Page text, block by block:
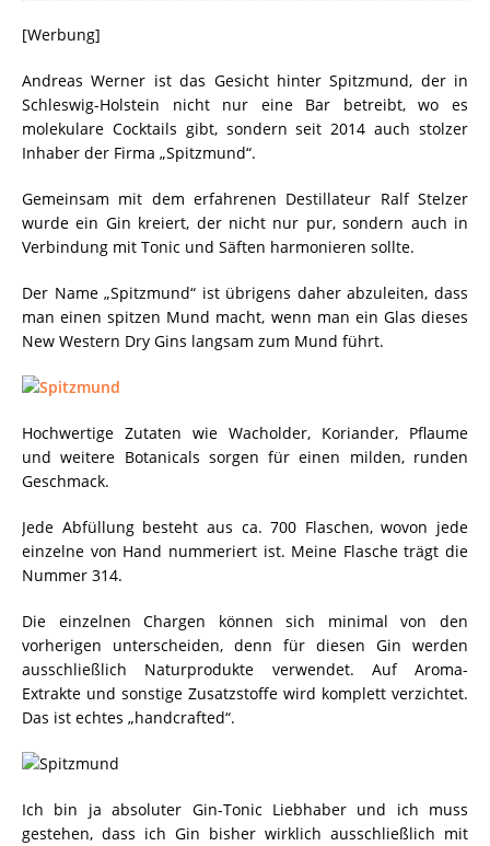
[Werbung]
Andreas Werner ist das Gesicht hinter Spitzmund, der in
Schleswig-Holstein nicht nur eine Bar betreibt, wo es
molekulare Cocktails gibt, sondern seit 2014 auch stolzer
Inhaber der Firma „Spitzmund“.
Gemeinsam mit dem erfahrenen Destillateur Ralf Stelzer
wurde ein Gin kreiert, der nicht nur pur, sondern auch in
Verbindung mit Tonic und Säften harmonieren sollte.
Der Name „Spitzmund“ ist übrigens daher abzuleiten, dass
man einen spitzen Mund macht, wenn man ein Glas dieses
New Western Dry Gins langsam zum Mund führt.
Hochwertige Zutaten wie Wacholder, Koriander, Pflaume
und weitere Botanicals sorgen für einen milden, runden
Geschmack.
Jede Abfüllung besteht aus ca. 700 Flaschen, wovon jede
einzelne von Hand nummeriert ist. Meine Flasche trägt die
Nummer 314.
Die einzelnen Chargen können sich minimal von den
vorherigen unterscheiden, denn für diesen Gin werden
ausschließlich Naturprodukte verwendet. Auf Aroma-
Extrakte und sonstige Zusatzstoffe wird komplett verzichtet.
Das ist echtes „handcrafted“.
Ich bin ja absoluter Gin-Tonic Liebhaber und ich muss
gestehen, dass ich Gin bisher wirklich ausschließlich mit